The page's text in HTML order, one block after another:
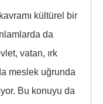
kültürel bir
da
vatan, ırk
meslek uğrunda
Bu konuyu da